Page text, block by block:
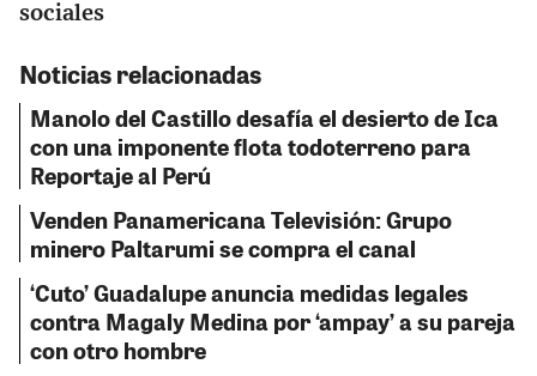
sociales
Noticias relacionadas
Manolo del Castillo desafía el desierto de Ica
con una imponente flota todoterreno para
Reportaje al Perú
Venden Panamericana Televisión: Grupo
minero Paltarumi se compra el canal
‘Cuto’ Guadalupe anuncia medidas legales
contra Magaly Medina por ‘ampay’ a su pareja
con otro hombre